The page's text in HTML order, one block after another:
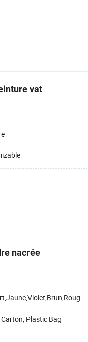
vat
nacrée
Plastic Bag